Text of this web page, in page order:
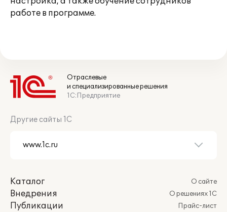
работе в программе.
Отраслевые
и специализированные решения
1С:Предприятие
Другие сайты 1С
Каталог
Внедрения
Публикации
О сайте
О решениях 1С
Прайс-лист